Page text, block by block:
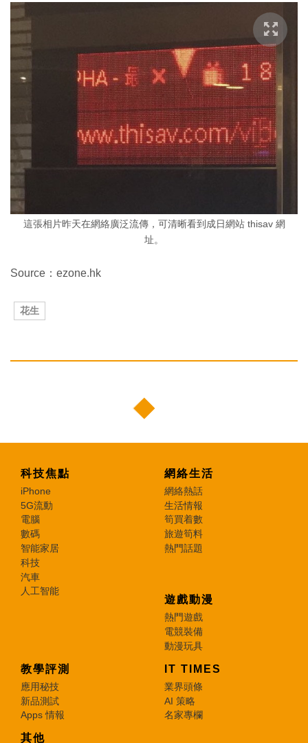
這張相片昨天在網絡廣泛流傳，可清晰看到成日網站 thisav 網
址。
Source：ezone.hk
花生
科技焦點
iPhone
5G流動
電腦
數碼
智能家居
科技
汽車
人工智能
網絡生活
網絡熱話
生活情報
筍買着數
旅遊筍料
熱門話題
遊戲動漫
熱門遊戲
電競裝備
動漫玩具
教學評測
應用秘技
新品測試
Apps 情報
IT TIMES
業界頭條
AI 策略
名家專欄
其他